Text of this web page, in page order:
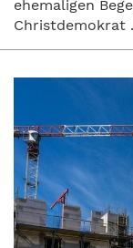
ehemaligen
Christdemokrat